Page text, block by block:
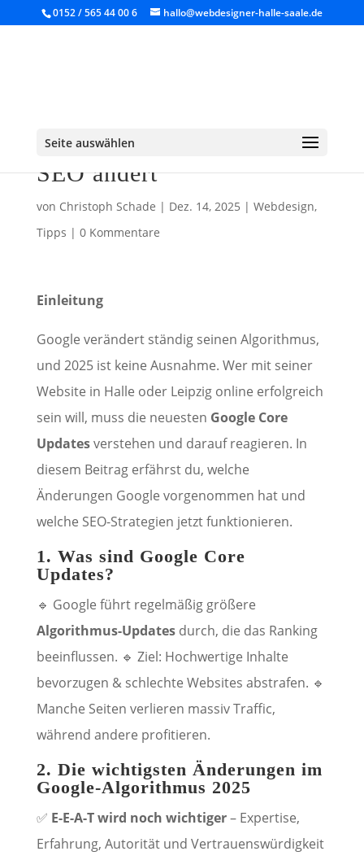
0152 / 565 44 00 6 hallo@webdesigner-halle-saale.de
Seite auswählen
2025: Was sich für dein
SEO ändert
von Christoph Schade | Dez. 14, 2025 | Webdesign,
Tipps | 0 Kommentare
Einleitung
Google verändert ständig seinen Algorithmus,
und 2025 ist keine Ausnahme. Wer mit seiner
Website in Halle oder Leipzig online erfolgreich
sein will, muss die neuesten Google Core
Updatesverstehen und darauf reagieren. In
diesem Beitrag erfährst du, welche
Änderungen Google vorgenommen hat und
welche SEO-Strategien jetzt funktionieren.
1. Was sind Google Core
Updates?
🔹 Google führt regelmäßig größere
Algorithmus-Updatesdurch, die das Ranking
beeinflussen. 🔹 Ziel: Hochwertige Inhalte
bevorzugen & schlechte Websites abstrafen. 🔹
Manche Seiten verlieren massiv Traffic,
während andere profitieren.
2. Die wichtigsten Änderungen im
Google-Algorithmus 2025
✅ E-E-A-T wird noch wichtiger– Expertise,
Erfahrung, Autorität und Vertrauenswürdigkeit